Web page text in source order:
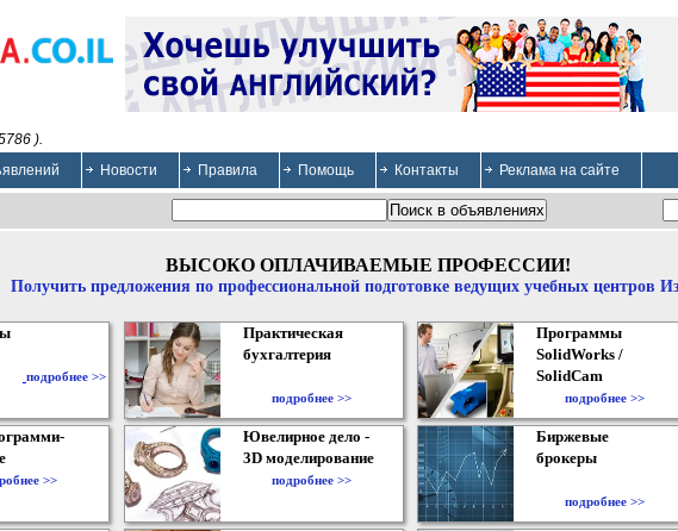
).
Новости Правила Помощь Контакты Реклама на сайте
ВЫСОКО ОПЛАЧИВАЕМЫЕ ПРОФЕССИИ!
Получить предложения по профессиональной подготовке ведущих учебных центров
подробнее >>
Практическая
бухгалтерия
подробнее >>
Программы
SolidWorks /
SolidCam
подробнее >>
>>
Ювелирное дело -
3D моделирование
подробнее >>
Биржевые
брокеры
подробнее >>